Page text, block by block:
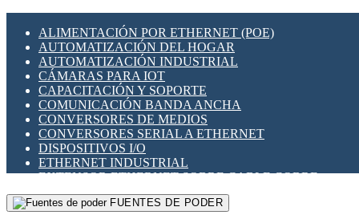
SENSORES INDUCTIVOS
TEMPORIZADORES
VARIACS
VARIADORES DE FRECUENCIA [VDF]
SECCIONADORES - INTERRUPTORES
MAQUINARIA
HERRAMIENTAS VARIAS
ILUMINACIÓN LED
INTERRUPTORES REED
INTERFACES DE RELÉ
OTROS RELÉS
PROTECCIÓN TÉRMICA
RELÉS AUTOMOTRICES
RELÉS DE SEÑAL
RELÉS DE ESTADO SÓLIDO SSR
RELÉS INDUSTRIALES
RELÉS MINIATURA DE POTENCIA
SENSORES MAGNÉTICOS
ALIMENTACIÓN POR ETHERNET (POE)
AUTOMATIZACIÓN DEL HOGAR
AUTOMATIZACIÓN INDUSTRIAL
CÁMARAS PARA IOT
CAPACITACIÓN Y SOPORTE
COMUNICACIÓN BANDA ANCHA
CONVERSORES DE MEDIOS
CONVERSORES SERIAL A ETHERNET
DISPOSITIVOS I/O
ETHERNET INDUSTRIAL
EXTENSOR ETHERNET SOBRE CABLE COBRE
GATEWAY LORAWAN
GESTIÓN DE REDESFUENTES DE PODER